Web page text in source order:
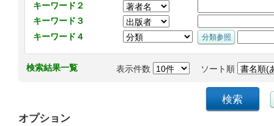
キーワード２
キーワード３
キーワード４
検索結果一覧 表示件数 ソート順
オプション